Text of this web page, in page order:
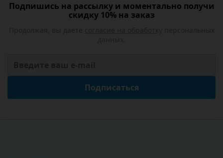
Подпишись на рассылку и моментально получи
скидку 10% на заказ
Подписаться